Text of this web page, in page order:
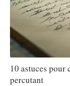
10 astuces
percutant